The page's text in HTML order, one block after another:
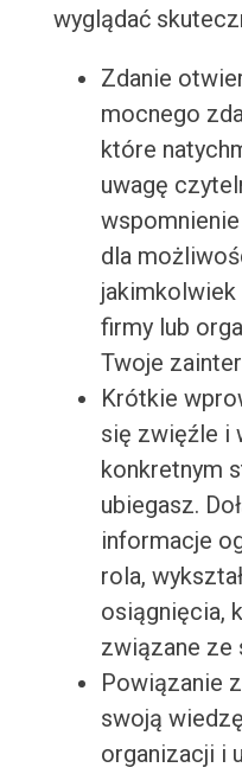
wyglądać
Zdanie
mocnego
które
uwagę
dla
firmy lub
Twoje
Krótkie
się zwięźle i
konkretnym
ubiegasz.
informacje
rola,
osiągnięcia,
związane ze
Powiązanie
swoją
organizacji i